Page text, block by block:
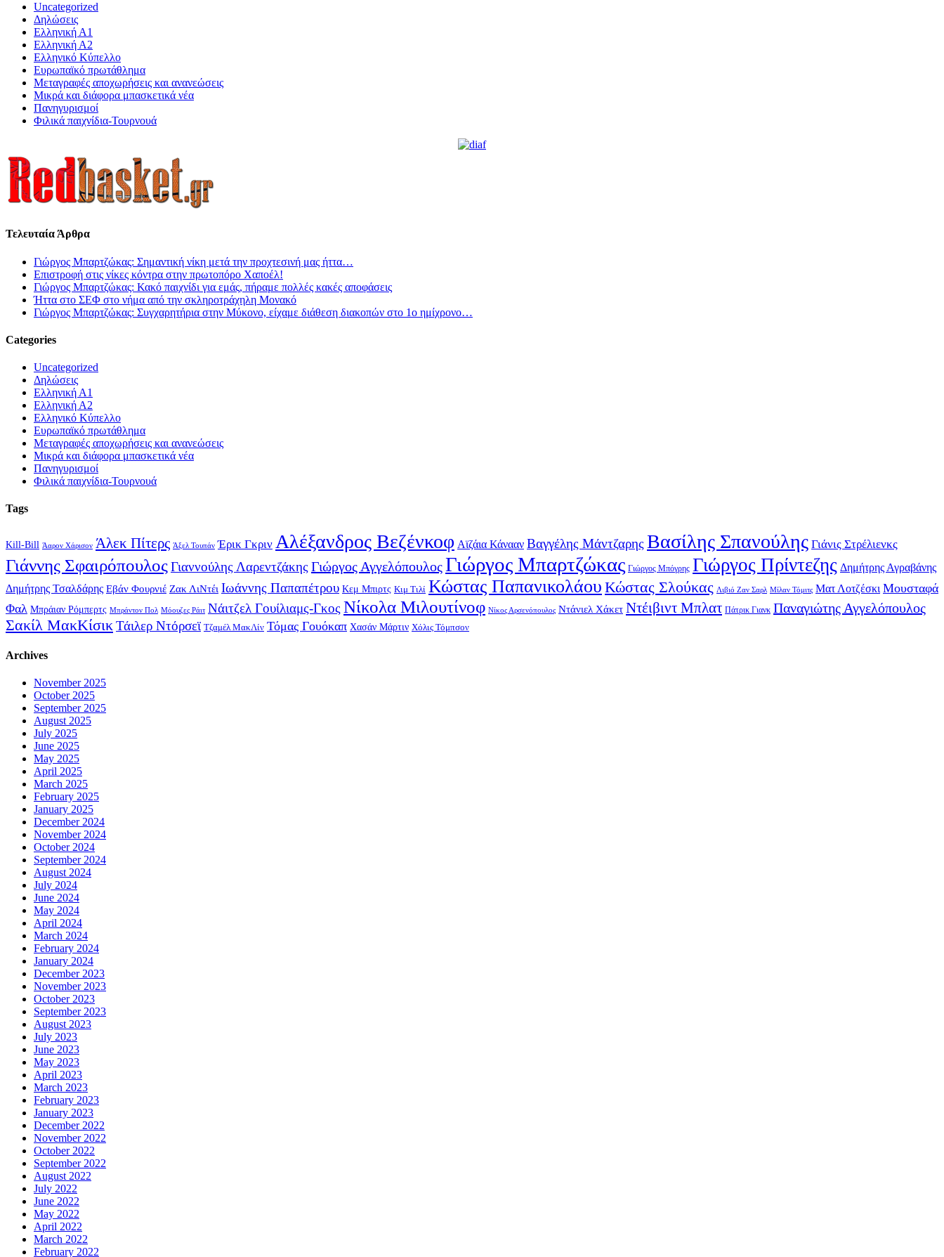
Uncategorized
Δηλώσεις
Ελληνική Α1
Ελληνική Α2
Ελληνικό Κύπελλο
Ευρωπαϊκό πρωτάθλημα
Μεταγραφές αποχωρήσεις και ανανεώσεις
Μικρά και διάφορα μπασκετικά νέα
Πανηγυρισμοί
Φιλικά παιχνίδια-Τουρνουά
Τελευταία Άρθρα
Γιώργος Μπαρτζώκας: Σημαντική νίκη μετά την προχτεσινή μας ήττα…
Επιστροφή στις νίκες κόντρα στην πρωτοπόρο Χαποέλ!
Γιώργος Μπαρτζώκας: Κακό παιχνίδι για εμάς, πήραμε πολλές κακές αποφάσεις
Ήττα στο ΣΕΦ στο νήμα από την σκληροτράχηλη Μονακό
Γιώργος Μπαρτζώκας: Συγχαρητήρια στην Μύκονο, είχαμε διάθεση διακοπών στο 1ο ημίχρονο…
Categories
Uncategorized
Δηλώσεις
Ελληνική Α1
Ελληνική Α2
Ελληνικό Κύπελλο
Ευρωπαϊκό πρωτάθλημα
Μεταγραφές αποχωρήσεις και ανανεώσεις
Μικρά και διάφορα μπασκετικά νέα
Πανηγυρισμοί
Φιλικά παιχνίδια-Τουρνουά
Tags
Kill-Bill Άαρον Χάρισον Άλεκ Πίτερς Άξελ Τουπάν Έρικ Γκριν Αλέξανδρος Βεζένκοφ Αϊζάια Κάνααν Βαγγέλης Μάντζαρης Βασίλης Σπανούλης Γιάνις Στρέλιενκς
Γιάννης ΣφαιρόπουλοςΓιαννούλης Λαρεντζάκης Γιώργος ΑγγελόπουλοςΓιώργος Μπαρτζώκας Γιώργος Μπόγρης Γιώργος Πρίντεζης Δημήτρης Αγραβάνης
Δημήτρης Τσαλδάρης Εβάν Φουρνιέ Ζακ ΛιΝτέι Ιωάννης Παπαπέτρου Κεμ Μπιρτς Κιμ Τιλί Κώστας Παπανικολάου Κώστας Σλούκας Λιβιό Ζαν Σαρλ Μίλαν Τόμιτς Ματ Λοτζέσκι Μουσταφά
Φαλ Μπράιαν Ρόμπερτς Μπράντον Πολ Μόουζες Ράιτ Νάιτζελ Γουίλιαμς-Γκος Νίκολα Μιλουτίνοφ Νίκος Αρσενόπουλος Ντάνιελ Χάκετ Ντέιβιντ Μπλατ Πάτρικ Γιανκ Παναγιώτης Αγγελόπουλος
Σακίλ ΜακΚίσικ Τάιλερ Ντόρσεϊ Τζαμέλ ΜακΛίν Τόμας Γουόκαπ Χασάν Μάρτιν Χόλις Τόμπσον
Archives
November 2025
October 2025
September 2025
August 2025
July 2025
June 2025
May 2025
April 2025
March 2025
February 2025
January 2025
December 2024
November 2024
October 2024
September 2024
August 2024
July 2024
June 2024
May 2024
April 2024
March 2024
February 2024
January 2024
December 2023
November 2023
October 2023
September 2023
August 2023
July 2023
June 2023
May 2023
April 2023
March 2023
February 2023
January 2023
December 2022
November 2022
October 2022
September 2022
August 2022
July 2022
June 2022
May 2022
April 2022
March 2022
February 2022